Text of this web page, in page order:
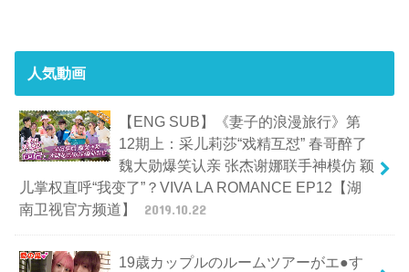
人気動画
【ENG SUB】《妻子的浪漫旅行》第
12期上：采儿莉莎“戏精互怼” 春哥醉了
魏大勋爆笑认亲 张杰谢娜联手神模仿 颖
儿掌权直呼“我变了”？VIVA LA ROMANCE EP12【湖
南卫视官方频道】
2019.10.22
19歳カップルのルームツアーがエ●す